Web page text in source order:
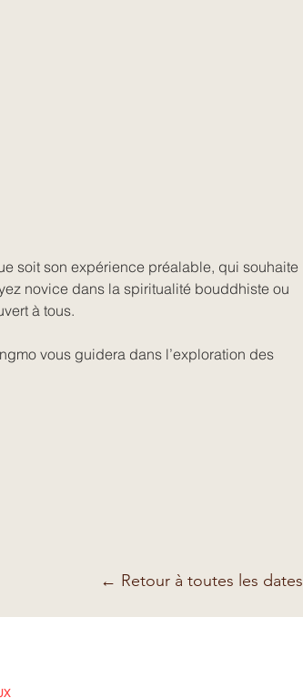
soit son expérience préalable, qui souhaite
novice dans la spiritualité bouddhiste ou
à tous.
vous guidera dans l’exploration des
← Retour à toutes les dates